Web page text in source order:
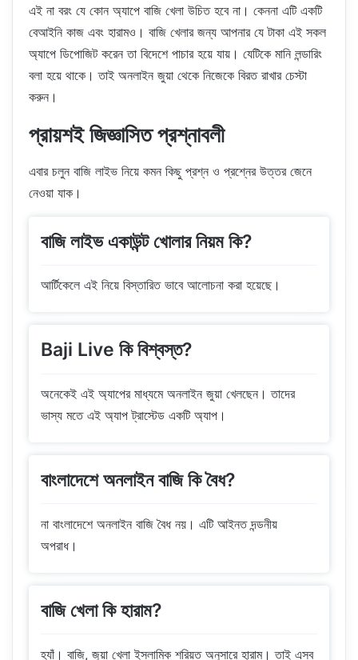
এই না বরং যে কোন অ্যাপে বাজি খেলা উচিত হবে না। কেননা এটি একটি
বেআইনি কাজ এবং হারামও। বাজি খেলার জন্য আপনার যে টাকা এই সকল
অ্যাপে ডিপোজিট করেন তা বিদেশে পাচার হয়ে যায়। যেটিকে মানি লন্ডারিং
বলা হয়ে থাকে। তাই অনলাইন জুয়া থেকে নিজেকে বিরত রাখার চেস্টা
করুন।
প্রায়শই জিজ্ঞাসিত প্রশ্নাবলী
এবার চলুন বাজি লাইভ নিয়ে কমন কিছু প্রশ্ন ও প্রশ্নের উত্তর জেনে
নেওয়া যাক।
বাজি লাইভ একাউন্ট খোলার নিয়ম কি?
আর্টিকেলে এই নিয়ে বিস্তারিত ভাবে আলোচনা করা হয়েছে।
Baji Live কি বিশ্বস্ত?
অনেকেই এই অ্যাপের মাধ্যমে অনলাইন জুয়া খেলছেন। তাদের
ভাস্য মতে এই অ্যাপ ট্রাস্টেড একটি অ্যাপ।
বাংলাদেশে অনলাইন বাজি কি বৈধ?
না বাংলাদেশে অনলাইন বাজি বৈধ নয়। এটি আইনত দন্ডনীয়
অপরাধ।
বাজি খেলা কি হারাম?
হ্যাঁ। বাজি, জুয়া খেলা ইসলামিক শরিয়ত অনুসারে হারাম। তাই এসব